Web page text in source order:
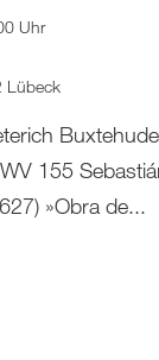
Uhr
Lübeck
155
»Obra de...